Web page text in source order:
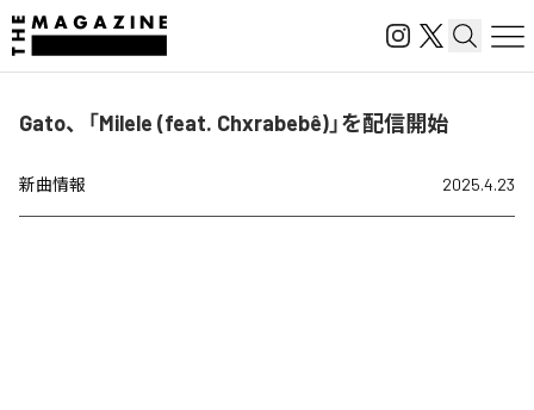
Gato、「Milele (feat. Chxrabebê)」を配信開始
新曲情報 2025.4.23